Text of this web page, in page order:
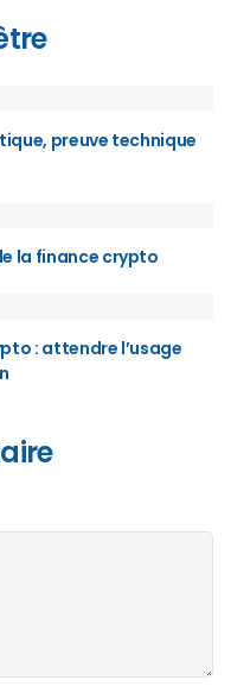
preuve technique
la finance crypto
: attendre l’usage